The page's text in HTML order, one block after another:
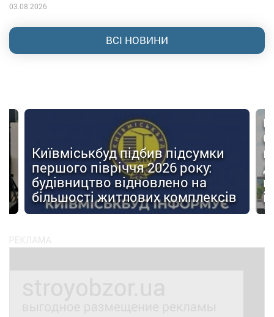
03.08.2026
ВСІ НОВИНИ
Київміськбуд підбив підсумки
першого півріччя 2026 року:
будівництво відновлено на
більшості житлових комплексів